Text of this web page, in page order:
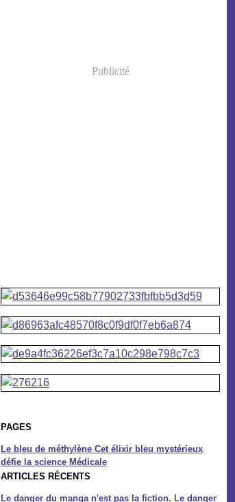
Publicité
PAGES
Le bleu de méthylène Cet élixir bleu mystérieux
défie la science Médicale
ARTICLES RÉCENTS
Le danger du manga n'est pas la fiction. Le danger